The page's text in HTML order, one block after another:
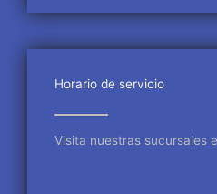
e
b
o
k
t
t
r
t
a
m
Horario de servicio
Visita nuestras sucursales